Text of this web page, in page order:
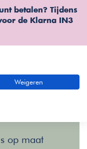
betalen? Tijdens
de Klarna IN3
op maat
om
te tonen en om u een
Weigeren